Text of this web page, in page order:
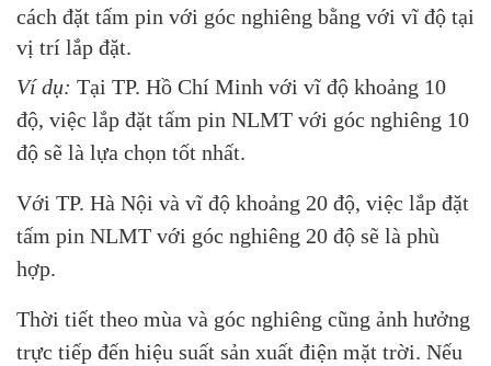
cách đặt tấm pin với góc nghiêng bằng với vĩ độ tại
vị trí lắp đặt.
Ví dụ: Tại TP. Hồ Chí Minh với vĩ độ khoảng 10
độ, việc lắp đặt tấm pin NLMT với góc nghiêng 10
độ sẽ là lựa chọn tốt nhất.
Với TP. Hà Nội và vĩ độ khoảng 20 độ, việc lắp đặt
tấm pin NLMT với góc nghiêng 20 độ sẽ là phù
hợp.
Thời tiết theo mùa và góc nghiêng cũng ảnh hưởng
trực tiếp đến hiệu suất sản xuất điện mặt trời. Nếu